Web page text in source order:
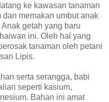
ke kawasan tanaman
memakan umbut anak
getah yang baru
ini. Oleh hal yang
tanaman oleh petani
Lipis.
serta serangga, babi
seperti kasium,
Bahan ini amat